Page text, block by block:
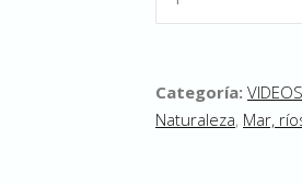
Categoría:
Naturaleza, Mar,